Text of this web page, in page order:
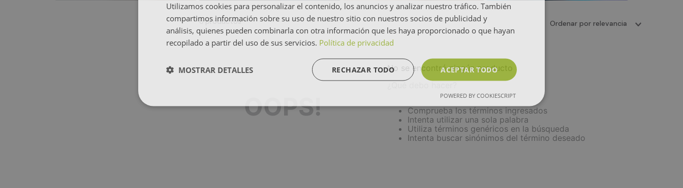
0productos Ordenar por relevancia
OOPS!
No se encontró ningún producto
Comprueba los términos ingresados
Intenta utilizar una sola palabra
Utiliza términos genéricos en la búsqueda
Intenta buscar sinónimos del término deseado
Utilizamos cookies para personalizar el contenido, los anuncios y analizar nuestro tráfico. También
compartimos información sobre su uso de nuestro sitio con nuestros socios de publicidad y
análisis, quienes pueden combinarla con otra información que les haya proporcionado o que hayan
recopilado a partir del uso de sus servicios. Política de privacidad
ACEPTAR TODO
RECHAZAR TODO
MOSTRAR DETALLES
POWERED BY COOKIESCRIPT